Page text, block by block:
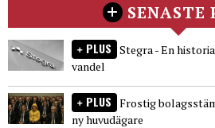
SENASTE
PLUS Stegra - En
vandel
PLUS Frostig
ny huvudägare